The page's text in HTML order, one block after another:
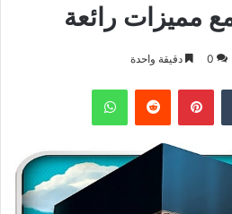
مميزات رائعة
0 دقيقة واحدة
بينتيريست واتساب